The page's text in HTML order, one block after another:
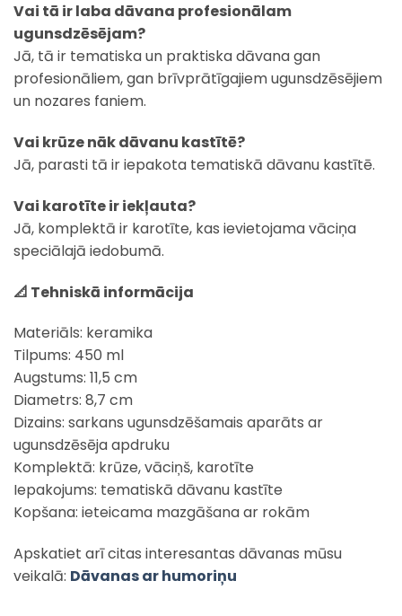
Vai tā ir laba dāvana profesionālam
ugunsdzēsējam?
Jā, tā ir tematiska un praktiska dāvana gan
profesionāliem, gan brīvprātīgajiem ugunsdzēsējiem
un nozares faniem.
Vai krūze nāk dāvanu kastītē?
Jā, parasti tā ir iepakota tematiskā dāvanu kastītē.
Vai karotīte ir iekļauta?
Jā, komplektā ir karotīte, kas ievietojama vāciņa
speciālajā iedobumā.
📐 Tehniskā informācija
Materiāls: keramika
Tilpums: 450 ml
Augstums: 11,5 cm
Diametrs: 8,7 cm
Dizains: sarkans ugunsdzēšamais aparāts ar
ugunsdzēsēja apdruku
Komplektā: krūze, vāciņš, karotīte
Iepakojums: tematiskā dāvanu kastīte
Kopšana: ieteicama mazgāšana ar rokām
Apskatiet arī citas interesantas dāvanas mūsu
veikalā: Dāvanas ar humoriņu